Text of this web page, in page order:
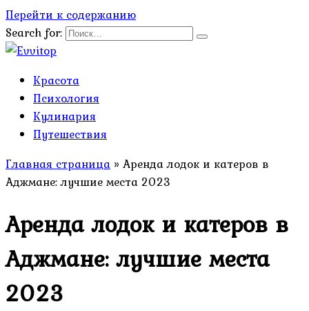
Перейти к содержанию
Search for:
Красота
Психология
Кулинария
Путешествия
Главная страница » Аренда лодок и катеров в
Аджмане: лучшие места 2023
Аренда лодок и катеров в
Аджмане: лучшие места
2023